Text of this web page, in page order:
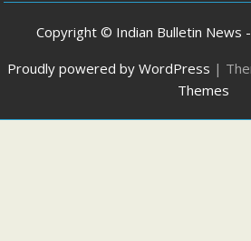
Copyright © Indian Bulletin News
Proudly powered by WordPress |
Themes